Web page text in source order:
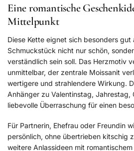
Eine romantische
Mittelpunkt
Diese Kette eignet sich besonders gut
Schmuckstück nicht nur schön,
verständlich sein soll. Das Herzmotiv
unmittelbar, der zentrale Moissanit
wertigere und strahlendere Wirkung.
Anhänger zu Valentinstag, Jahrestag,
liebevolle Überraschung für einen
Für Partnerin, Ehefrau oder Freundin
persönlich, ohne übertrieben kitschig
weitere Anlassideen mit